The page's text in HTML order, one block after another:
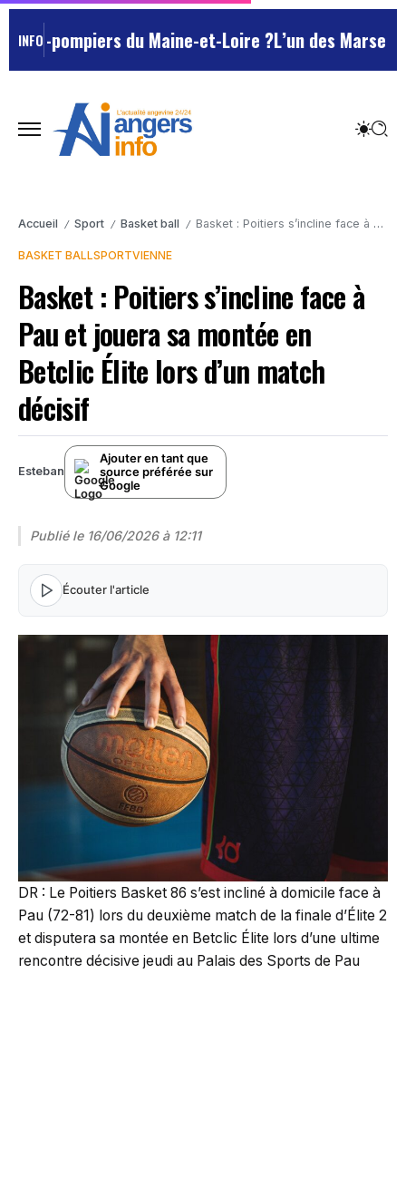
INFO du Maine-et-Loire ?L’un des Marseillais
Accueil / Sport / Basket ball / Basket : Poitiers s’incline face à Pau et jouera sa montée en Betclic Élite lors d’un match décisif
BASKET BALLSPORTVIENNE
Basket : Poitiers s’incline face à
Pau et jouera sa montée en
Betclic Élite lors d’un match
décisif
Esteban
Ajouter en tant que
source préférée sur
Google
Publié le 16/06/2026 à 12:11
Écouter l'article
DR : Le Poitiers Basket 86 s’est incliné à domicile face à
Pau (72-81) lors du deuxième match de la finale d’Élite 2
et disputera sa montée en Betclic Élite lors d’une ultime
rencontre décisive jeudi au Palais des Sports de Pau